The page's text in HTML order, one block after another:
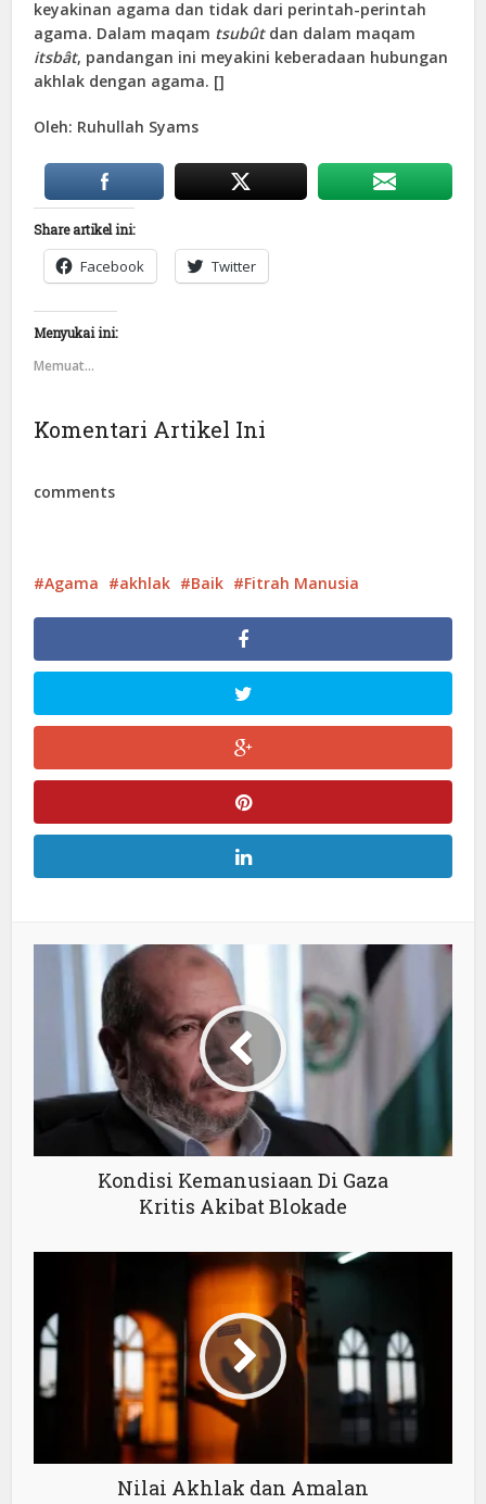
keyakinan agama dan tidak dari perintah-perintah
agama. Dalam maqam tsubûtdan dalam maqam
itsbât, pandangan ini meyakini keberadaan hubungan
akhlak dengan agama. []
Oleh: Ruhullah Syams
Share artikel ini:
Facebook Twitter
Menyukai ini:
Memuat...
Komentari Artikel Ini
comments
Agama akhlak Baik Fitrah Manusia
Kondisi Kemanusiaan Di Gaza
Kritis Akibat Blokade
Nilai Akhlak dan Amalan